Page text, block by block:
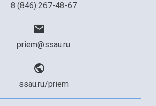
8 (846) 267-48-67
priem@ssau.ru
ssau.ru/priem